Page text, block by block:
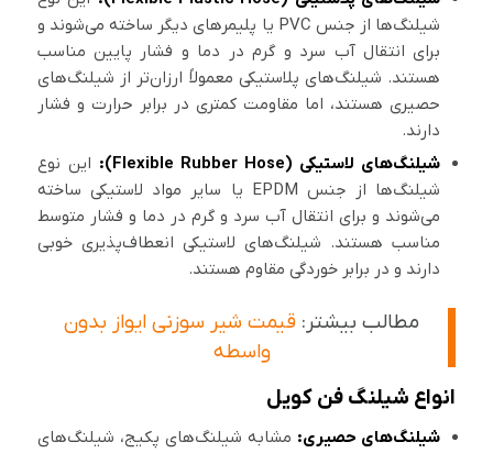
شیلنگ‌ها از جنس PVC یا پلیمرهای دیگر ساخته می‌شوند و
برای انتقال آب سرد و گرم در دما و فشار پایین مناسب
هستند. شیلنگ‌های پلاستیکی معمولاً ارزان‌تر از شیلنگ‌های
حصیری هستند، اما مقاومت کمتری در برابر حرارت و فشار
دارند.
شیلنگ‌های لاستیکی (Flexible Rubber Hose):
این نوع
شیلنگ‌ها از جنس EPDM یا سایر مواد لاستیکی ساخته
می‌شوند و برای انتقال آب سرد و گرم در دما و فشار متوسط
مناسب هستند. شیلنگ‌های لاستیکی انعطاف‌پذیری خوبی
دارند و در برابر خوردگی مقاوم هستند.
مطالب بیشتر: قیمت شیر سوزنی ایواز بدون
واسطه
انواع شیلنگ فن کویل
شیلنگ‌های حصیری: مشابه شیلنگ‌های پکیج، شیلنگ‌های